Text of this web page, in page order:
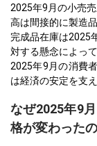
2025年9月の小売
高は間接的に製造
完成品在庫は2025
対する懸念によって
2025年9月の消費
は経済の安定を支え
なぜ2025年9
格が変わった